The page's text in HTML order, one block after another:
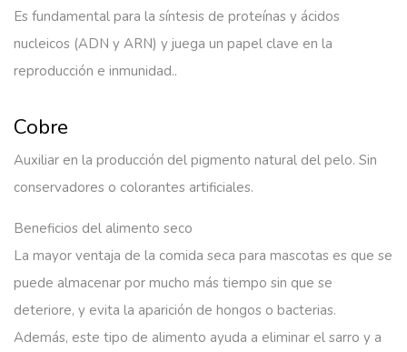
Es fundamental para la síntesis de proteínas y ácidos
nucleicos (ADN y ARN) y juega un papel clave en la
reproducción e inmunidad..
Cobre
Auxiliar en la producción del pigmento natural del pelo. Sin
conservadores o colorantes artificiales.
Beneficios del alimento seco
La mayor ventaja de la comida seca para mascotas es que se
puede almacenar por mucho más tiempo sin que se
deteriore, y evita la aparición de hongos o bacterias.
Además, este tipo de alimento ayuda a eliminar el sarro y a